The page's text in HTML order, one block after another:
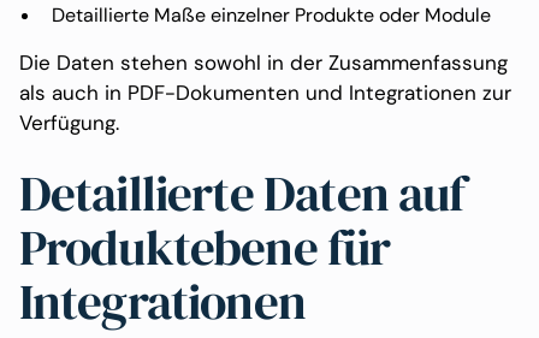
Detaillierte Maße einzelner Produkte oder Module
Die Daten stehen sowohl in der Zusammenfassung
als auch in PDF-Dokumenten und Integrationen zur
Verfügung.
Detaillierte Daten auf
Produktebene für
Integrationen